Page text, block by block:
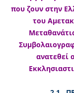
που ζουν στην
του
ανατεθεί